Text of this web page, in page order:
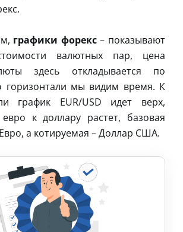
графики форекс– показывают
валютных пар, цена
здесь откладывается по
горизонтали мы видим время. К
график EUR/USD идет верх,
к доллару растет, базовая
а котируемая – Доллар США.